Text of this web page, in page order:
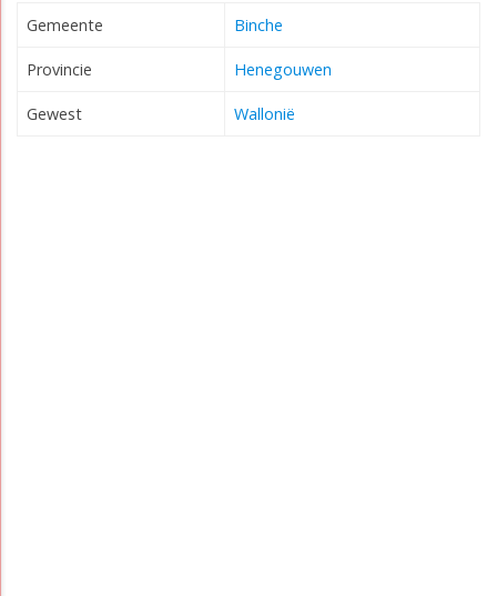
Gemeente Binche
Provincie Henegouwen
Gewest Wallonië